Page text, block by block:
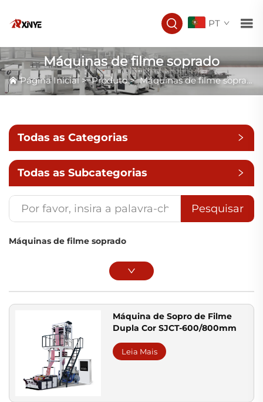
PT
Máquinas de filme soprado
Página Inicial>Produto>Máquinas de filme soprado
Todas as Categorias
Todas as Subcategorias
Pesquisar
Máquinas de filme soprado
Máquina de Sopro de Filme
Dupla Cor SJCT-600/800mm
Leia Mais